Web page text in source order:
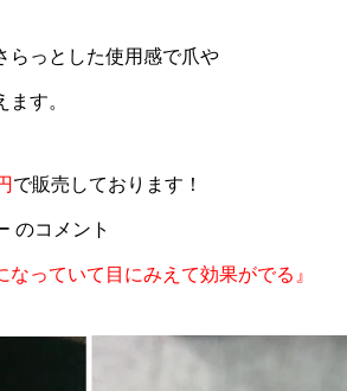
らっとした使用感で爪や
す。
で販売しております！
のコメント
っていて目にみえて効果がでる』